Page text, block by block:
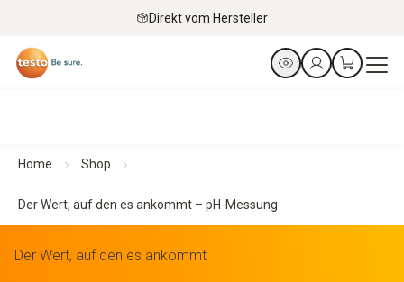
Direkt vom Hersteller
Home Shop
Der Wert, auf den es ankommt – pH-Messung
Der Wert, auf den es ankommt